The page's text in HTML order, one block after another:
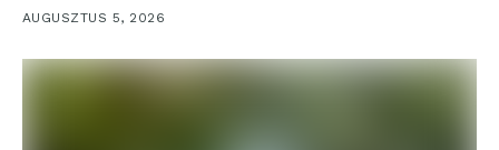
AUGUSZTUS 5, 2026